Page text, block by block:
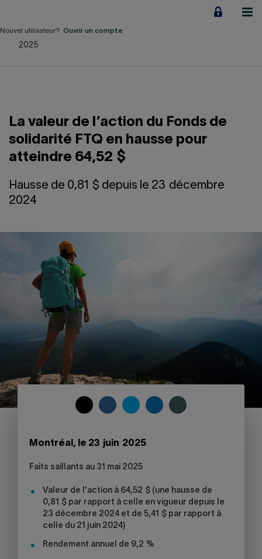
contenu
Notre Impact
À propos
LIENS RAPIDES
Nous joindre
English
Nouvel utilisateur? Ouvrir un compte
2025
La valeur de l’action du Fonds de
solidarité FTQ en hausse pour
atteindre 64,52 $
Hausse de 0,81 $ depuis le 23 décembre
2024
COPYSHARESHARESHARESHARE
WILL
OPEN
YOUR
Montréal, le 23 juin 2025
Faits saillants au 31 mai 2025
Valeur de l'action à 64,52 $ (une hausse de
0,81 $ par rapport à celle en vigueur depuis le
23 décembre 2024 et de 5,41 $ par rapport à
celle du 21 juin 2024)
Rendement annuel de 9,2 %